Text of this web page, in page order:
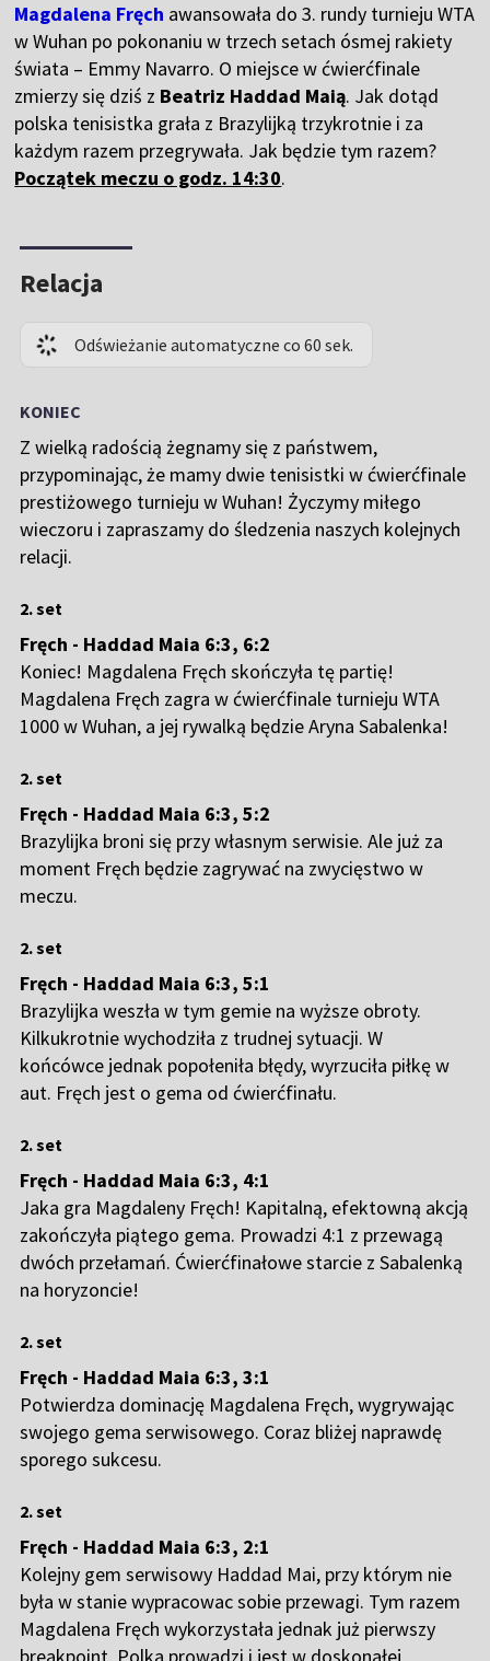
Magdalena Fręch awansowała do 3. rundy turnieju WTA
w Wuhan po pokonaniu w trzech setach ósmej rakiety
świata – Emmy Navarro. O miejsce w ćwierćfinale
zmierzy się dziś z Beatriz Haddad Maią. Jak dotąd
polska tenisistka grała z Brazylijką trzykrotnie i za
każdym razem przegrywała. Jak będzie tym razem?
Początek meczu o godz. 14:30.
Relacja
Odświeżanie automatyczne co 60 sek.
KONIEC
Z wielką radością żegnamy się z państwem,
przypominając, że mamy dwie tenisistki w ćwierćfinale
prestiżowego turnieju w Wuhan! Życzymy miłego
wieczoru i zapraszamy do śledzenia naszych kolejnych
relacji.
2. set
Fręch - Haddad Maia 6:3, 6:2
Koniec! Magdalena Fręch skończyła tę partię!
Magdalena Fręch zagra w ćwierćfinale turnieju WTA
1000 w Wuhan, a jej rywalką będzie Aryna Sabalenka!
2. set
Fręch - Haddad Maia 6:3, 5:2
Brazylijka broni się przy własnym serwisie. Ale już za
moment Fręch będzie zagrywać na zwycięstwo w
meczu.
2. set
Fręch - Haddad Maia 6:3, 5:1
Brazylijka weszła w tym gemie na wyższe obroty.
Kilkukrotnie wychodziła z trudnej sytuacji. W
końcówce jednak popołeniła błędy, wyrzuciła piłkę w
aut. Fręch jest o gema od ćwierćfinału.
2. set
Fręch - Haddad Maia 6:3, 4:1
Jaka gra Magdaleny Fręch! Kapitalną, efektowną akcją
zakończyła piątego gema. Prowadzi 4:1 z przewagą
dwóch przełamań. Ćwierćfinałowe starcie z Sabalenką
na horyzoncie!
2. set
Fręch - Haddad Maia 6:3, 3:1
Potwierdza dominację Magdalena Fręch, wygrywając
swojego gema serwisowego. Coraz bliżej naprawdę
sporego sukcesu.
2. set
Fręch - Haddad Maia 6:3, 2:1
Kolejny gem serwisowy Haddad Mai, przy którym nie
była w stanie wypracowac sobie przewagi. Tym razem
Magdalena Fręch wykorzystała jednak już pierwszy